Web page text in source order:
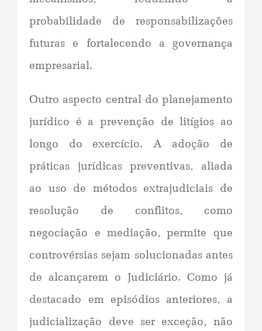
probabilidade de responsabilizações
futuras e fortalecendo a governança
empresarial.
Outro aspecto central do planejamento
jurídico é a prevenção de litígios ao
longo do exercício. A adoção de
práticas jurídicas preventivas, aliada
ao uso de métodos extrajudiciais de
resolução de conflitos, como
negociação e mediação, permite que
controvérsias sejam solucionadas antes
de alcançarem o Judiciário. Como já
destacado em episódios anteriores, a
judicialização deve ser exceção, não